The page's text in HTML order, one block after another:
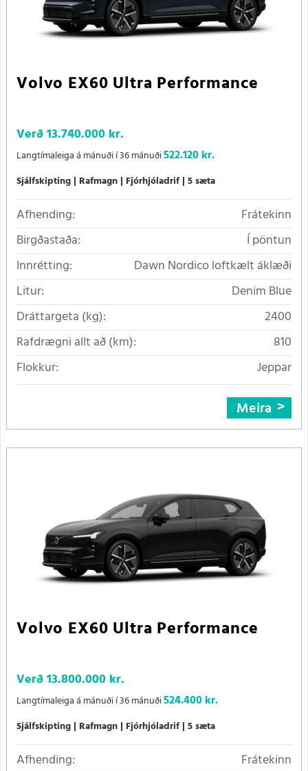
Volvo EX60 Ultra Performance
Verð13.740.000 kr.
Langtímaleiga á mánuði í 36 mánuði522.120 kr.
Sjálfskipting Rafmagn Fjórhjóladrif 5 sæta
Afhending:
Frátekinn
Birgðastaða:
Í pöntun
Innrétting:
Dawn Nordico loftkælt áklæði
Litur:
Denim Blue
Dráttargeta (kg):
2400
Rafdrægni allt að (km):
810
Flokkur:
Jeppar
Meira
Volvo EX60 Ultra Performance
Verð13.800.000 kr.
Langtímaleiga á mánuði í 36 mánuði524.400 kr.
Sjálfskipting Rafmagn Fjórhjóladrif 5 sæta
Afhending:
Frátekinn